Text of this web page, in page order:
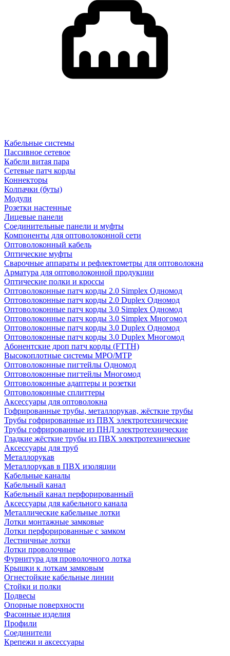
Кабельные системы
Пассивное сетевое
Кабели витая пара
Сетевые патч корды
Коннекторы
Колпачки (буты)
Модули
Розетки настенные
Лицевые панели
Соединительные панели и муфты
Компоненты для оптоволоконной сети
Оптоволоконный кабель
Оптические муфты
Сварочные аппараты и рефлектометры для оптоволокна
Арматура для оптоволоконной продукции
Оптические полки и кроссы
Оптоволоконные патч корды 2.0 Simplex Одномод
Оптоволоконные патч корды 2.0 Duplex Одномод
Оптоволоконные патч корды 3.0 Simplex Одномод
Оптоволоконные патч корды 3.0 Simplex Многомод
Оптоволоконные патч корды 3.0 Duplex Одномод
Оптоволоконные патч корды 3.0 Duplex Многомод
Абонентские дроп патч корды (FTTH)
Высокоплотные системы MPO/MTP
Оптоволоконные пигтейлы Одномод
Оптоволоконные пигтейлы Многомод
Оптоволоконные адаптеры и розетки
Оптоволоконные сплиттеры
Аксессуары для оптоволокна
Гофрированные трубы, металлорукав, жёсткие трубы
Трубы гофрированные из ПВХ электротехнические
Трубы гофрированные из ПНД электротехнические
Гладкие жёсткие трубы из ПВХ электротехнические
Аксессуары для труб
Металлорукав
Металлорукав в ПВХ изоляции
Кабельные каналы
Кабельный канал
Кабельный канал перфорированный
Аксессуары для кабельного канала
Металлические кабельные лотки
Лотки монтажные замковые
Лотки перфорированные с замком
Лестничные лотки
Лотки проволочные
Фурнитура для проволочного лотка
Крышки к лоткам замковым
Огнестойкие кабельные линии
Стойки и полки
Подвесы
Опорные поверхности
Фасонные изделия
Профили
Соединители
Крепежи и аксессуары